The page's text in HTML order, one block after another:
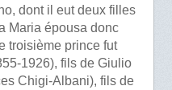
dont il eut deux filles
Maria épousa donc
troisième prince fut
1926), fils de Giulio
Chigi-Albani), fils de